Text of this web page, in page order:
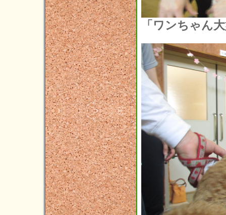
2015年11月(2)
2015年10月(4)
2015年09月(8)
2015年08月(5)
2015年07月(8)
2015年06月(4)
2015年05月(5)
2015年04月(3)
2015年03月(3)
2015年02月(4)
2015年01月(4)
2014年12月(5)
2014年11月(1)
「ワンちゃん